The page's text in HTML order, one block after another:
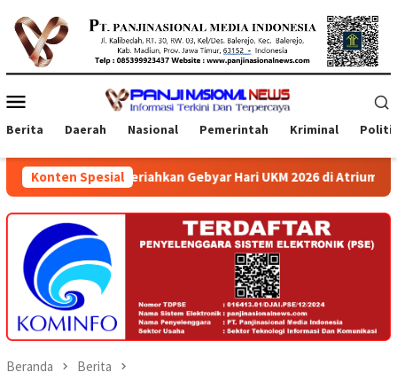
konten
Mobile
Berita Daerah Nasional Pemerintah Kriminal
Konten Spesial
Gebyar Hari UKM 2026 di Atrium Ambarrukmo Plaza
Beranda Berita